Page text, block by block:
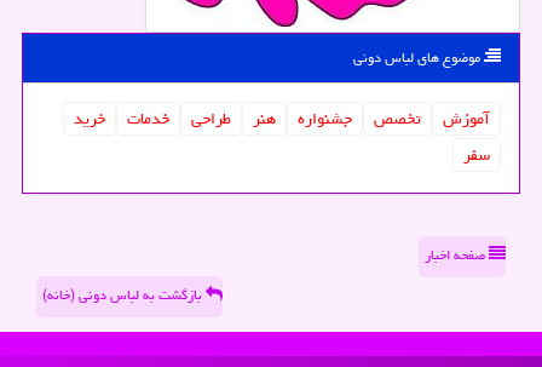
موضوع های لباس دونی
آموزش تخصص جشنواره هنر طراحی خدمات
خرید
سفر
صفحه اخبار
بازگشت به لباس دونی (خانه)